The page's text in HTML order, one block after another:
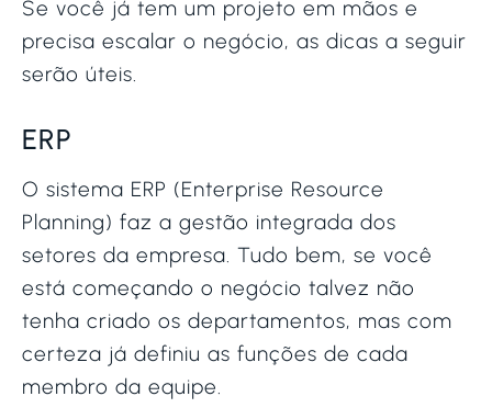
Se você já tem um projeto em mãos e
precisa escalar o negócio, as dicas a seguir
serão úteis.
ERP
O sistema ERP (Enterprise Resource
Planning) faz a gestão integrada dos
setores da empresa. Tudo bem, se você
está começando o negócio talvez não
tenha criado os departamentos, mas com
certeza já definiu as funções de cada
membro da equipe.